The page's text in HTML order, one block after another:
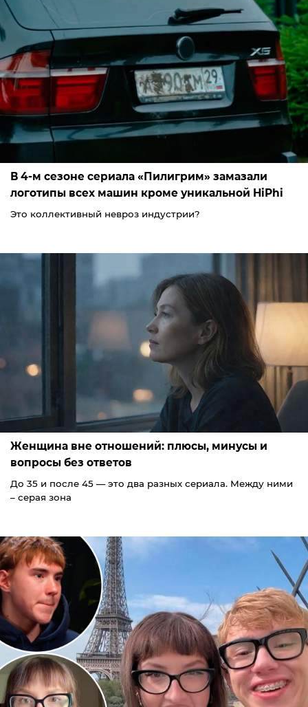
В 4-м сезоне сериала «Пилигрим» замазали
логотипы всех машин кроме уникальной HiPhi
Это коллективный невроз индустрии?
Женщина вне отношений: плюсы, минусы и
вопросы без ответов
До 35 и после 45 — это два разных сериала. Между ними
– серая зона